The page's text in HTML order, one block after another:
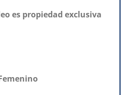
es propiedad exclusiva